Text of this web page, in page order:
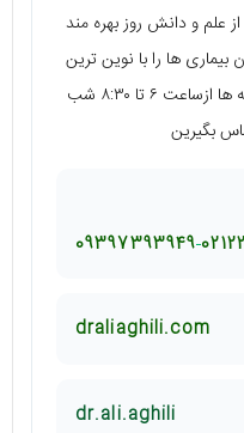
علم و دانش روز بهره مند
بیماری ها را با نوین ترین
تکنیک ها انجام می دهند. چهارشنبه ها ازساعت ۶ تا ۸:۳۰ شب
بگیرین
09397393949
draliaghili.com
dr.ali.aghili